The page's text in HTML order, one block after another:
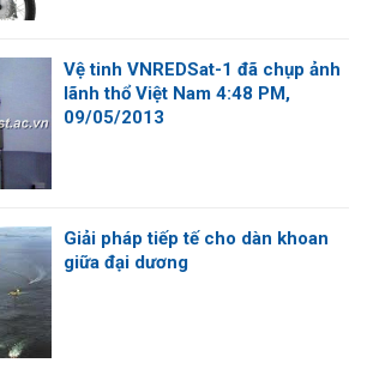
Vệ tinh VNREDSat-1 đã chụp ảnh
lãnh thổ Việt Nam 4:48 PM,
09/05/2013
Giải pháp tiếp tế cho dàn khoan
giữa đại dương